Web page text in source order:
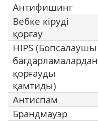
Антифишинг
Вебке кіруді
қорғау
HIPS (Бопсалаушы
бағдарламалардан
қорғауды
қамтиды)
Антиспам
Брандмауэр